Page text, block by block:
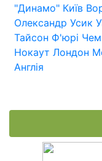
"Динамо" Київ
Олександр Усик
Тайсон Ф'юрі
Нокаут Лондон
Англія